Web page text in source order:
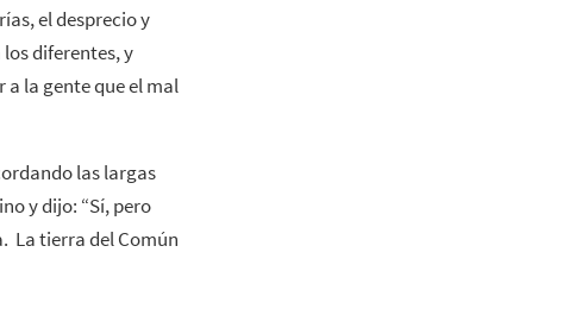
el desprecio y
diferentes, y
a la gente que el mal
las largas
y dijo: “Sí, pero
La tierra del Común